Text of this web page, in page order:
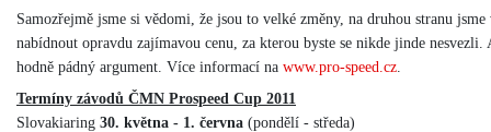
Samozřejmě jsme si vědomi, že jsou to velké změny, na druhou stranu
nabídnout opravdu zajímavou cenu, za kterou byste se nikde jinde
hodně pádný argument. Více informací na www.pro-speed.cz.
Termíny závodů ČMN Prospeed Cup 2011
Slovakiaring 30. května - 1. června (pondělí - středa)